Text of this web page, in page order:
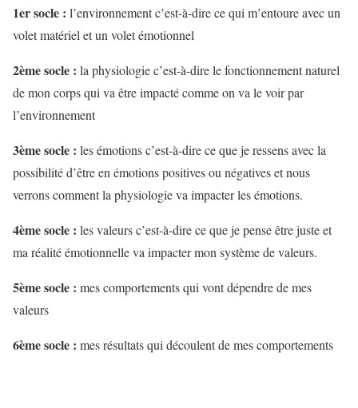
1er socle : l’environnement c’est-à-dire ce qui m’entoure avec un
volet matériel et un volet émotionnel
2ème socle : la physiologie c’est-à-dire le fonctionnement naturel
de mon corps qui va être impacté comme on va le voir par
l’environnement
3ème socle : les émotions c’est-à-dire ce que je ressens avec la
possibilité d’être en émotions positives ou négatives et nous
verrons comment la physiologie va impacter les émotions.
4ème socle : les valeurs c’est-à-dire ce que je pense être juste et
ma réalité émotionnelle va impacter mon système de valeurs.
5ème socle : mes comportements qui vont dépendre de mes
valeurs
6ème socle : mes résultats qui découlent de mes comportements